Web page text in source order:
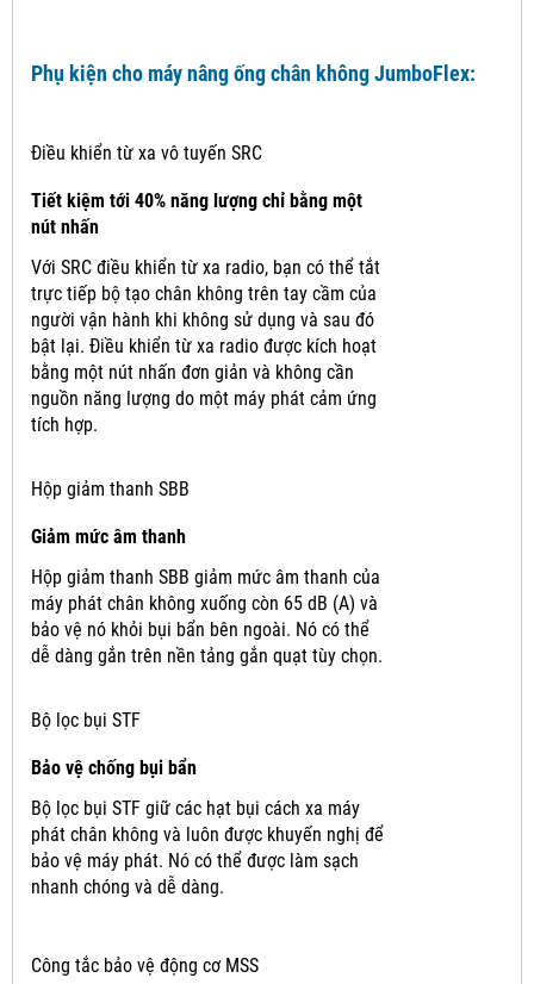
Phụ kiện cho máy nâng ống chân không JumboFlex:
Điều khiển từ xa vô tuyến SRC
Tiết kiệm tới 40% năng lượng chỉ bằng một
nút nhấn
Với SRC điều khiển từ xa radio, bạn có thể tắt
trực tiếp bộ tạo chân không trên tay cầm của
người vận hành khi không sử dụng và sau đó
bật lại. Điều khiển từ xa radio được kích hoạt
bằng một nút nhấn đơn giản và không cần
nguồn năng lượng do một máy phát cảm ứng
tích hợp.
Hộp giảm thanh SBB
Giảm mức âm thanh
Hộp giảm thanh SBB giảm mức âm thanh của
máy phát chân không xuống còn 65 dB (A) và
bảo vệ nó khỏi bụi bẩn bên ngoài. Nó có thể
dễ dàng gắn trên nền tảng gắn quạt tùy chọn.
Bộ lọc bụi STF
Bảo vệ chống bụi bẩn
Bộ lọc bụi STF giữ các hạt bụi cách xa máy
phát chân không và luôn được khuyến nghị để
bảo vệ máy phát. Nó có thể được làm sạch
nhanh chóng và dễ dàng.
Công tắc bảo vệ động cơ MSS